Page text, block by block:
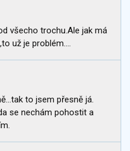
všecho trochu.Ale jak má
už je problém....
to jsem přesně já.
se nechám pohostit a